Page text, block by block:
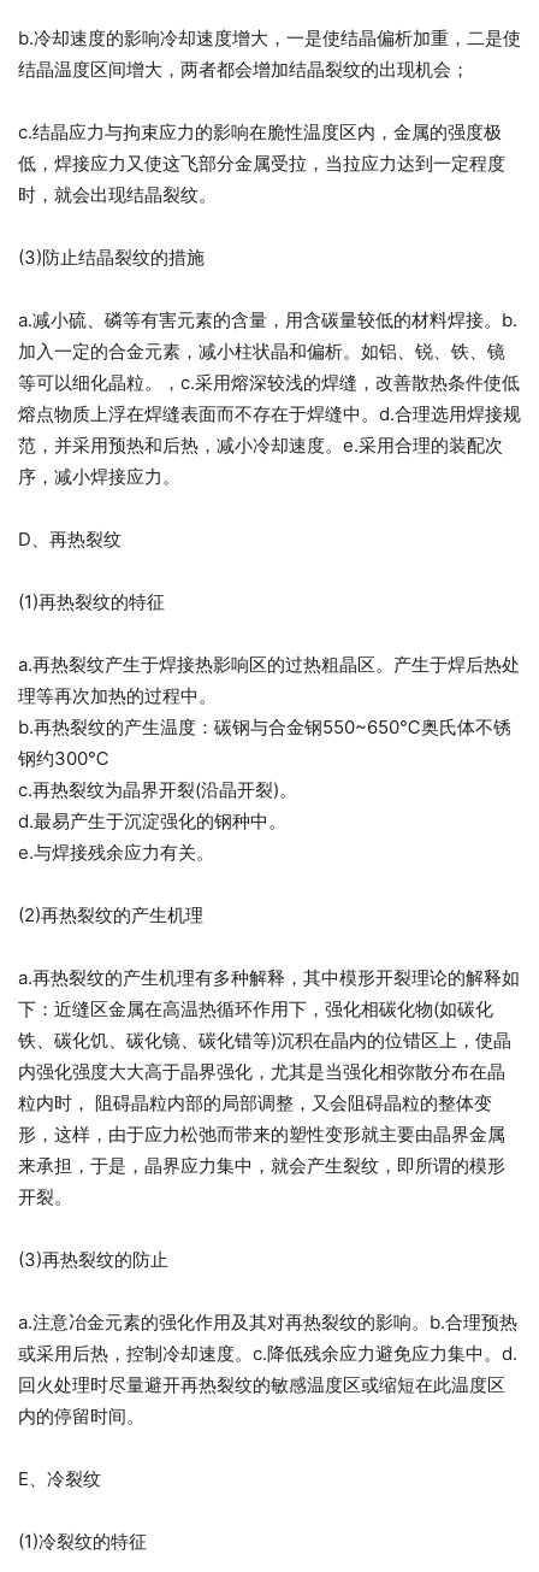
b.冷却速度的影响冷却速度增大，一是使结晶偏析加重，二是使
结晶温度区间增大，两者都会增加结晶裂纹的出现机会；
c.结晶应力与拘束应力的影响在脆性温度区内，金属的强度极
低，焊接应力又使这飞部分金属受拉，当拉应力达到一定程度
时，就会出现结晶裂纹。
(3)防止结晶裂纹的措施
a.减小硫、磷等有害元素的含量，用含碳量较低的材料焊接。b.
加入一定的合金元素，减小柱状晶和偏析。如铝、锐、铁、镜
等可以细化晶粒。，c.采用熔深较浅的焊缝，改善散热条件使低
熔点物质上浮在焊缝表面而不存在于焊缝中。d.合理选用焊接规
范，并采用预热和后热，减小冷却速度。e.采用合理的装配次
序，减小焊接应力。
D、再热裂纹
(1)再热裂纹的特征
a.再热裂纹产生于焊接热影响区的过热粗晶区。产生于焊后热处
理等再次加热的过程中。
b.再热裂纹的产生温度：碳钢与合金钢550~650℃奥氏体不锈
钢约300℃
c.再热裂纹为晶界开裂(沿晶开裂)。
d.最易产生于沉淀强化的钢种中。
e.与焊接残余应力有关。
(2)再热裂纹的产生机理
a.再热裂纹的产生机理有多种解释，其中模形开裂理论的解释如
下：近缝区金属在高温热循环作用下，强化相碳化物(如碳化
铁、碳化饥、碳化镜、碳化错等)沉积在晶内的位错区上，使晶
内强化强度大大高于晶界强化，尤其是当强化相弥散分布在晶
粒内时， 阻碍晶粒内部的局部调整，又会阻碍晶粒的整体变
形，这样，由于应力松弛而带来的塑性变形就主要由晶界金属
来承担，于是，晶界应力集中，就会产生裂纹，即所谓的模形
开裂。
(3)再热裂纹的防止
a.注意冶金元素的强化作用及其对再热裂纹的影响。b.合理预热
或采用后热，控制冷却速度。c.降低残余应力避免应力集中。d.
回火处理时尽量避开再热裂纹的敏感温度区或缩短在此温度区
内的停留时间。
E、冷裂纹
(1)冷裂纹的特征